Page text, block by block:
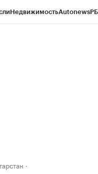
НедвижимостьAutonews